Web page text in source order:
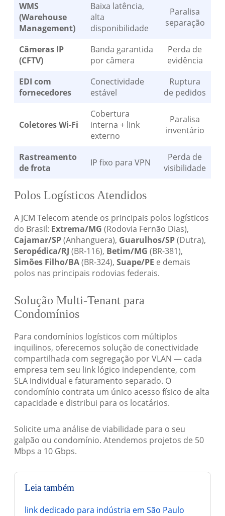
WMS
(Warehouse
Management)
Baixa latência,
alta
disponibilidade
Paralisa
separação
Câmeras IP
(CFTV)
Banda garantida
por câmera
Perda de
evidência
EDI com
fornecedores
Conectividade
estável
Ruptura
de pedidos
Coletores Wi-Fi
Cobertura
interna + link
externo
Paralisa
inventário
Rastreamento
de frota
IP fixo para VPN
Perda de
visibilidade
Polos Logísticos Atendidos
A JCM Telecom atende os principais polos logísticos
do Brasil: Extrema/MG (Rodovia Fernão Dias),
Cajamar/SP(Anhanguera), Guarulhos/SP(Dutra),
Seropédica/RJ (BR-116), Betim/MG (BR-381),
Simões Filho/BA(BR-324), Suape/PE e demais
polos nas principais rodovias federais.
Solução Multi-Tenant para
Condomínios
Para condomínios logísticos com múltiplos
inquilinos, oferecemos solução de conectividade
compartilhada com segregação por VLAN — cada
empresa tem seu link lógico independente, com
SLA individual e faturamento separado. O
condomínio contrata um único acesso físico de alta
capacidade e distribui para os locatários.
Solicite uma análise de viabilidade para o seu
galpão ou condomínio. Atendemos projetos de 50
Mbps a 10 Gbps.
Leia também
link dedicado para indústria em São Paulo